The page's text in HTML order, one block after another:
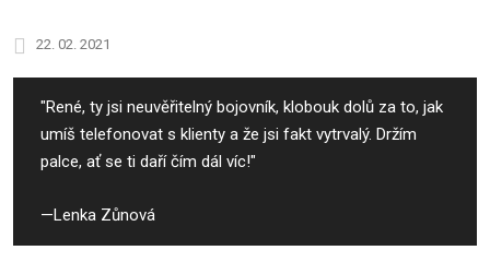
22. 02. 2021
"René, ty jsi neuvěřitelný bojovník, klobouk dolů za to, jak
umíš telefonovat s klienty a že jsi fakt vytrvalý. Držím
palce, ať se ti daří čím dál víc!"
Lenka Zůnová